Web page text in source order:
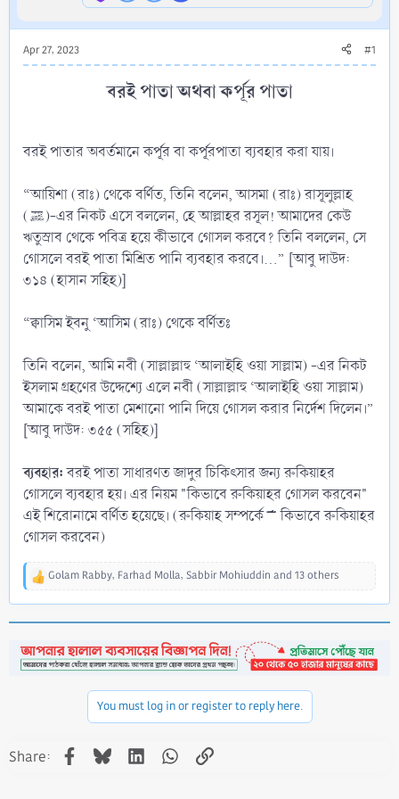
Apr 27, 2023 #1
বরই পাতা অথবা কর্পূর পাতা​
বরই পাতার অবর্তমানে কর্পূর বা কর্পূরপাতা ব্যবহার করা যায়।
“আয়িশা (রাঃ) থেকে বর্ণিত, তিনি বলেন, আসমা (রাঃ) রাসূলুল্লাহ
(ﷺ)-এর নিকট এসে বললেন, হে আল্লাহর রসূল! আমাদের কেউ
ঋতুস্রাব থেকে পবিত্র হয়ে কীভাবে গোসল করবে? তিনি বললেন, সে
গোসলে বরই পাতা মিশ্রিত পানি ব্যবহার করবে।...” [আবু দাউদ:
৩১৪ (হাসান সহিহ)]
“ক্বাসিম ইবনু ‘আসিম (রাঃ) থেকে বর্ণিতঃ
তিনি বলেন, আমি নবী (সাল্লাল্লাহু ‘আলাইহি ওয়া সাল্লাম) -এর নিকট
ইসলাম গ্রহণের উদ্দেশ্যে এলে নবী (সাল্লাল্লাহু ‘আলাইহি ওয়া সাল্লাম)
আমাকে বরই পাতা মেশানো পানি দিয়ে গোসল করার নির্দেশ দিলেন।”
[আবু দাউদ: ৩৫৫ (সহিহ)]
ব্যবহার:বরই পাতা সাধারণত জাদুর চিকিৎসার জন্য রুকিয়াহর
গোসলে ব্যবহার হয়। এর নিয়ম "কিভাবে রুকিয়াহর গোসল করবেন"
এই শিরোনামে বর্ণিত হয়েছে। (রুকিয়াহ সম্পর্কে >> কিভাবে রুকিয়াহর
গোসল করবেন)
R
t
i
Golam Rabby, Farhad Molla, Sabbir Mohiuddin and 13 others
You must log in or register to reply here.
Share: Facebook
BlueskyLinkedInWhatsApp
Link